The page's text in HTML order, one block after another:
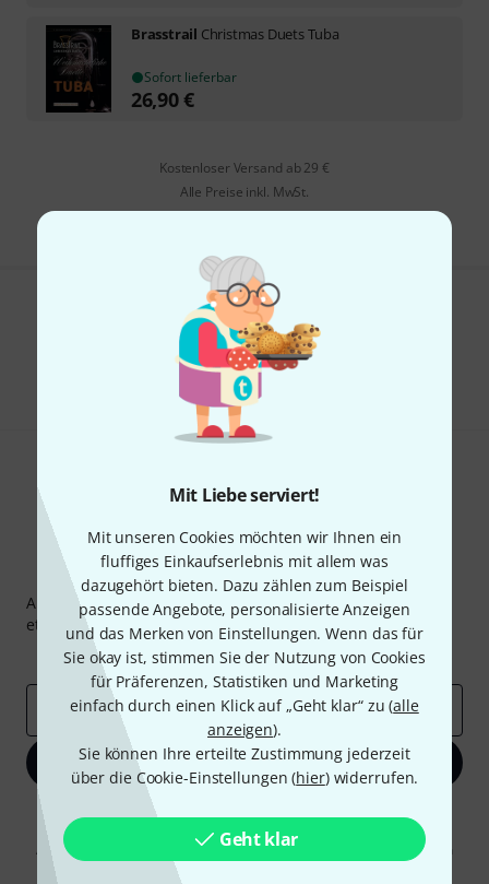
Mit Liebe serviert!
Mit unseren Cookies möchten wir Ihnen ein
fluffiges Einkaufserlebnis mit allem was
dazugehört bieten. Dazu zählen zum Beispiel
passende Angebote, personalisierte Anzeigen
und das Merken von Einstellungen. Wenn das für
Sie okay ist, stimmen Sie der Nutzung von Cookies
für Präferenzen, Statistiken und Marketing
einfach durch einen Klick auf „Geht klar“ zu (alle
anzeigen).
Sie können Ihre erteilte Zustimmung jederzeit
über die Cookie-Einstellungen (hier) widerrufen.
Geht klar
Brasstrail Christmas Duets Tuba
Sofort lieferbar
26,90€
Kostenloser Versand ab 29 €
Alle Preise inkl. MwSt.
Gefällt Ihnen, was Sie sehen?
Teilen Hilfe & Feedback
Thomann Newsletter
Abonniere den Thomann Newsletter und gewinne mit
etwas Glück einen von
50 Gutscheinen über jeweils50€
Inspirierende Beiträge
Deals Thomann Insights
E-Mail-Adresse*
Jetzt anmelden
Mit Klick auf „Jetzt anmelden“ stimmen Sie dem Erhalt von E-Mail-
Werbung und einer Messung des E-Mail-Nutzungsverhaltens zu. Die
Abmeldung ist jederzeit möglich. Weitere Informationen finden Sie in
unserenDatenschutzhinweisen.